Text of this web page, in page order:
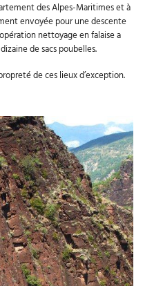
des Alpes-Maritimes et à
envoyée pour une descente
nettoyage en falaise a
de sacs poubelles.
de ces lieux d’exception.